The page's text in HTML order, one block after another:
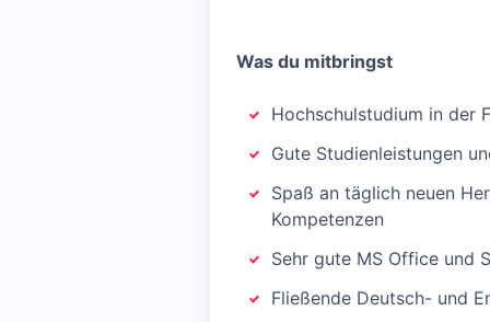
Was du mitbringst
Hochschulstudium in der
Gute Studienleistungen
Spaß an täglich neuen
Kompetenzen
Sehr gute MS Office und
Fließende Deutsch- und